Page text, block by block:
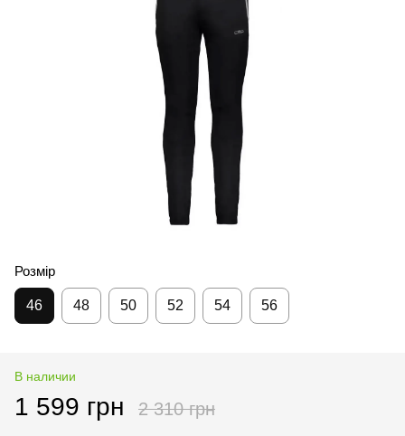
Розмір
46 48 50 52 54 56
В наличии
1 599 грн 2 310 грн